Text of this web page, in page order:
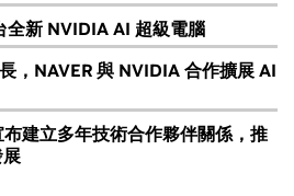
全新 NVIDIA AI 超級電腦
，NAVER 與 NVIDIA 合作擴展 AI
建立多年技術合作夥伴關係，推